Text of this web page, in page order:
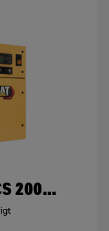
200